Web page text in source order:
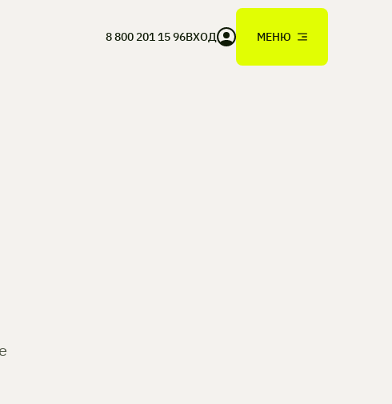
8 800 201 15 96ВХОД МЕНЮ